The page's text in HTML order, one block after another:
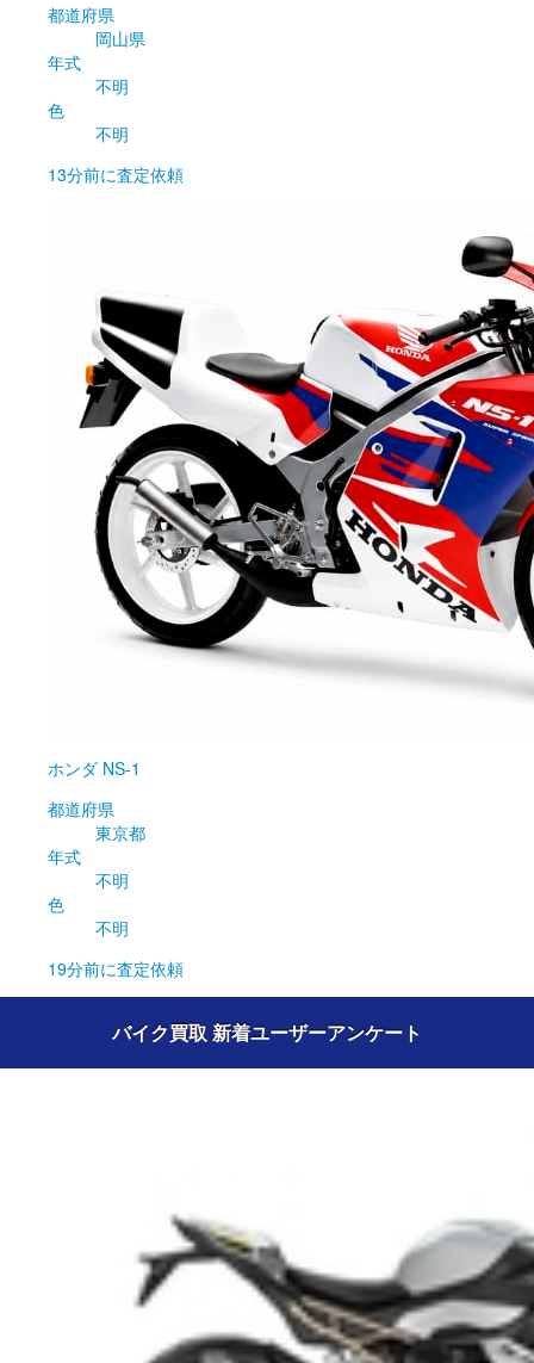
都道府県
岡山県
年式
不明
色
不明
13分前に査定依頼
ホンダ NS-1
都道府県
東京都
年式
不明
色
不明
19分前に査定依頼
バイク買取 新着ユーザーアンケート